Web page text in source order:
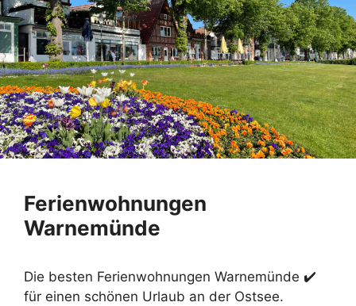
Ferienwohnungen
Warnemünde
Die besten Ferienwohnungen Warnemünde ✔️
für einen schönen Urlaub an der Ostsee.